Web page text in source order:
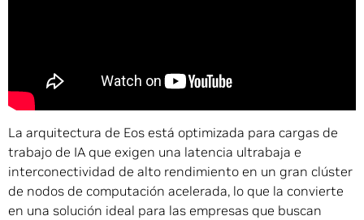
La arquitectura de Eos está optimizada para cargas de
trabajo de IA que exigen una latencia ultrabaja e
interconectividad de alto rendimiento en un gran clúster
de nodos de computación acelerada, lo que la convierte
en una solución ideal para las empresas que buscan